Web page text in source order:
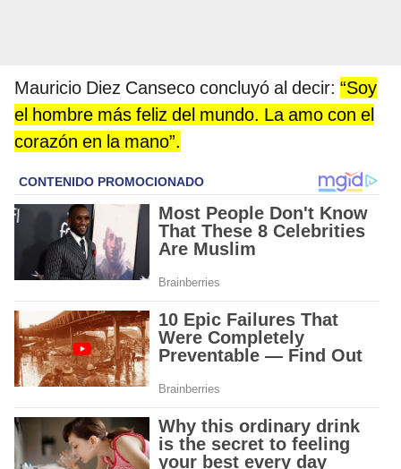
Mauricio Diez Canseco concluyó al decir: “Soy
el hombre más feliz del mundo. La amo con el
corazón en la mano”.